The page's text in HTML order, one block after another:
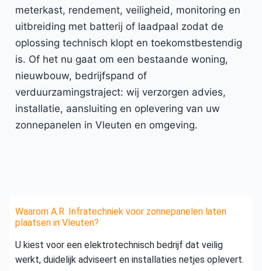
meterkast, rendement, veiligheid, monitoring en
uitbreiding met batterij of laadpaal zodat de
oplossing technisch klopt en toekomstbestendig
is. Of het nu gaat om een bestaande woning,
nieuwbouw, bedrijfspand of
verduurzamingstraject: wij verzorgen advies,
installatie, aansluiting en oplevering van uw
zonnepanelen in Vleuten en omgeving.
Waarom A.R. Infratechniek voor zonnepanelen laten
plaatsen in Vleuten?
U kiest voor een elektrotechnisch bedrijf dat veilig
werkt, duidelijk adviseert en installaties netjes oplevert.